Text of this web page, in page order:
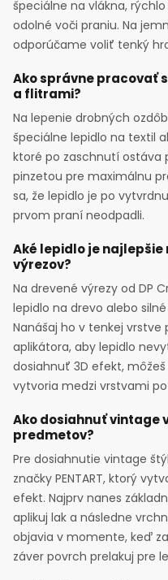
špeciálne na vlákna,
odolné voči praniu. Na
odporúčame voliť tenký
Ako správne pracovať
a flitrami?
Na lepenie drobných
špeciálne lepidlo na textil
ktoré po zaschnutí ostáva
pinzetou pre maximálnu
sa, že lepidlo je po
prvom praní neodpadli.
Aké lepidlo je
výrezov?
Na drevené výrezy od DP
lepidlo na drevo alebo
Nanášaj ho v tenkej
aplikátora, aby lepidlo
dosiahnuť 3D efekt,
vytvoria medzi vrstvami
Ako dosiahnuť vintage
predmetov?
Pre dosiahnutie vintage
značky PENTART, ktorý
efekt. Najprv nanes
aplikuj lak a následne
objavia v momente, keď
záver povrch prelakuj pre